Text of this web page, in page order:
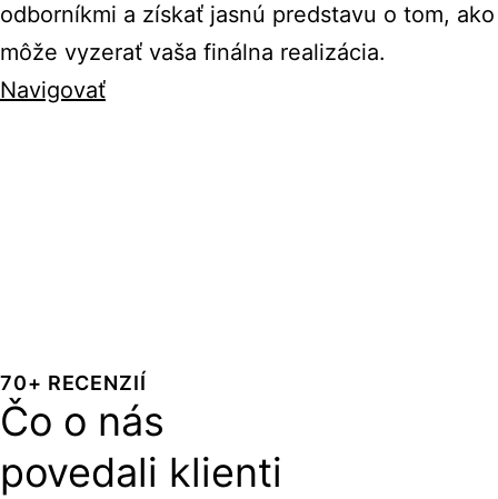
odborníkmi a získať jasnú predstavu o tom, ako
môže vyzerať vaša finálna realizácia.
Navigovať
70+ RECENZIÍ
Čo o nás
povedali klienti